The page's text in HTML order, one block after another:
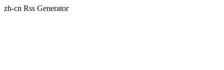
zh-cn Rss Generator